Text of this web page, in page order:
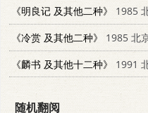
《明良记 及其他二种》
1985
《冷赏 及其他二种》
1985 北
《麟书 及其他十二种》
1991
随机翻阅